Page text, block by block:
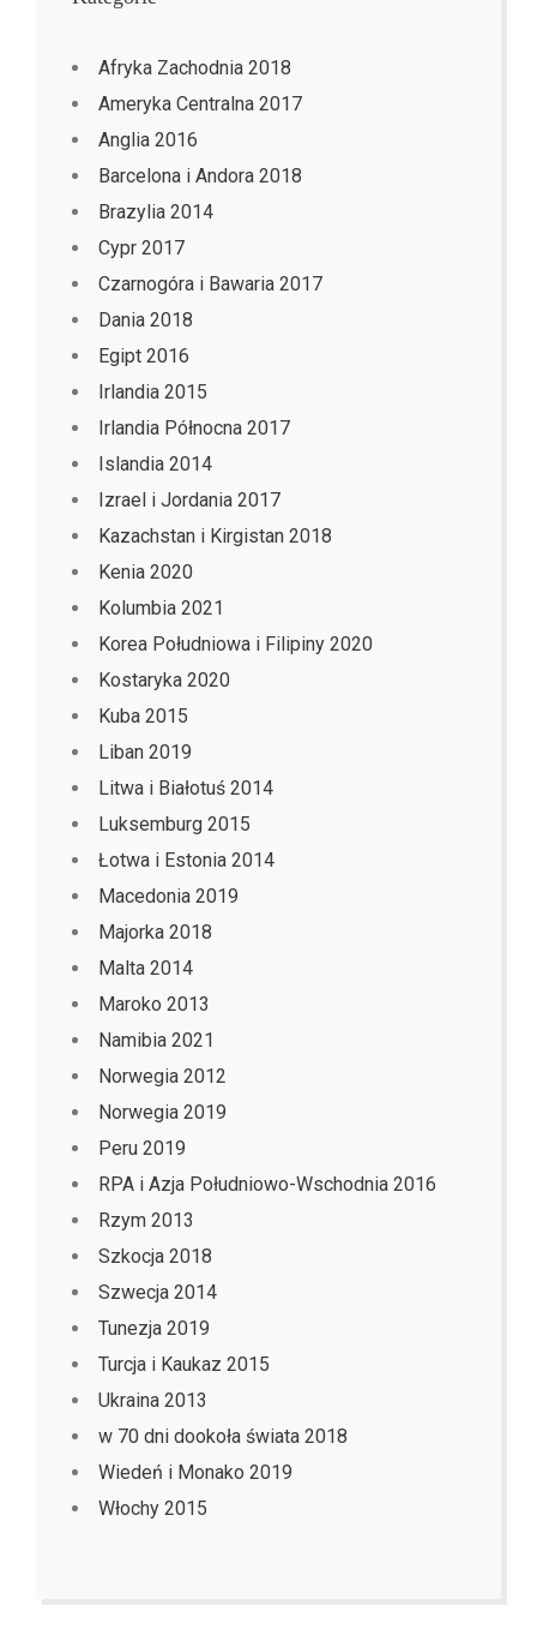
Afryka Zachodnia 2018
Ameryka Centralna 2017
Anglia 2016
Barcelona i Andora 2018
Brazylia 2014
Cypr 2017
Czarnogóra i Bawaria 2017
Dania 2018
Egipt 2016
Irlandia 2015
Irlandia Północna 2017
Islandia 2014
Izrael i Jordania 2017
Kazachstan i Kirgistan 2018
Kenia 2020
Kolumbia 2021
Korea Południowa i Filipiny 2020
Kostaryka 2020
Kuba 2015
Liban 2019
Litwa i Białotuś 2014
Luksemburg 2015
Łotwa i Estonia 2014
Macedonia 2019
Majorka 2018
Malta 2014
Maroko 2013
Namibia 2021
Norwegia 2012
Norwegia 2019
Peru 2019
RPA i Azja Południowo-Wschodnia 2016
Rzym 2013
Szkocja 2018
Szwecja 2014
Tunezja 2019
Turcja i Kaukaz 2015
Ukraina 2013
w 70 dni dookoła świata 2018
Wiedeń i Monako 2019
Włochy 2015